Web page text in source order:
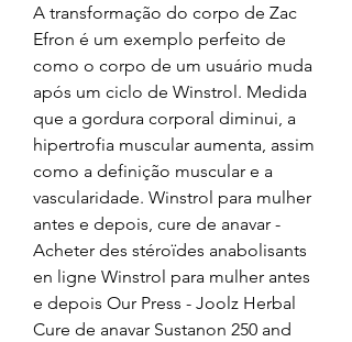
A transformação do corpo de Zac
Efron é um exemplo perfeito de
como o corpo de um usuário muda
após um ciclo de Winstrol. Medida
que a gordura corporal diminui, a
hipertrofia muscular aumenta, assim
como a definição muscular e a
vascularidade. Winstrol para mulher
antes e depois, cure de anavar -
Acheter des stéroïdes anabolisants
en ligne Winstrol para mulher antes
e depois Our Press - Joolz Herbal
Cure de anavar Sustanon 250 and